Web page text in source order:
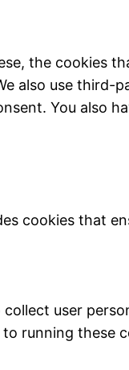
the cookies
also use third-
You also
cookies that
user
running these